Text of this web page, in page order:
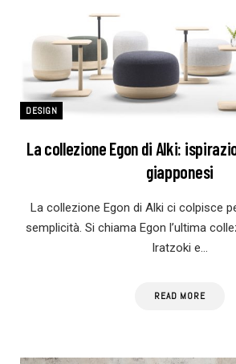
DESIGN
La collezione Egon di Alki:
giapponesi
La collezione Egon di Alki ci colpisce
semplicità. Si chiama Egon l’ultima
Iratzoki e…
READ MORE